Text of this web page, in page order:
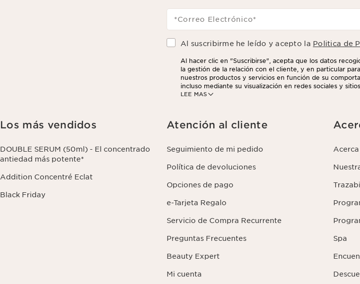
*Correo Electrónico*
Al suscribirme he leído y acepto la Politica de
LEE MAS
Al hacer clic en "Suscribirse", acepta que los datos
la gestión de la relación con el cliente, y en particular
nuestros productos y servicios en función de su
incluso mediante su visualización en redes sociales y
analíticos. Puede retirar su consentimiento en cualquier
Los más vendidos
DOUBLE SERUM (50ml) - El concentrado
antiedad más potente*
Addition Concentré Eclat
Black Friday
Atención al cliente
Seguimiento de mi pedido
Política de devoluciones
Opciones de pago
e-Tarjeta Regalo
Servicio de Compra Recurrente
Preguntas Frecuentes
Beauty Expert
Mi cuenta
Spa